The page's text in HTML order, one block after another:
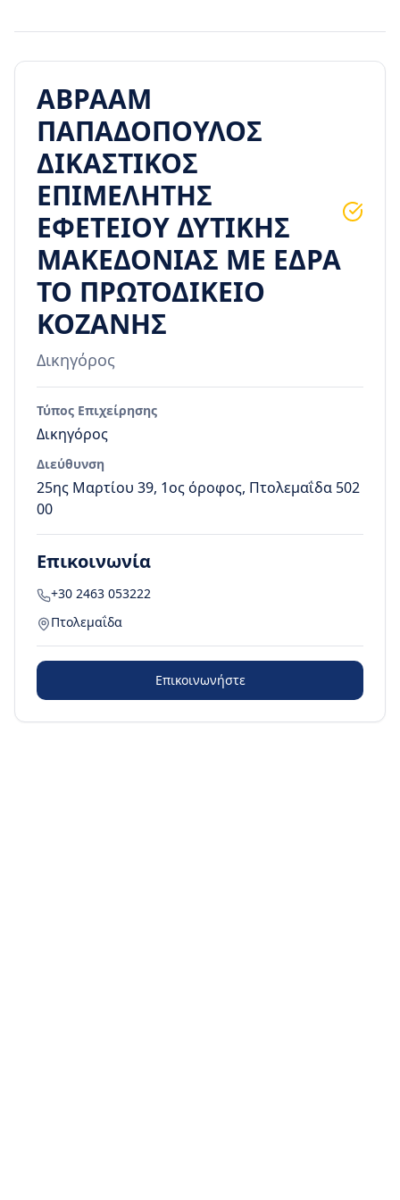
ΑΒΡΑΑΜ
ΠΑΠΑΔΟΠΟΥΛΟΣ
ΔΙΚΑΣΤΙΚΟΣ
ΕΠΙΜΕΛΗΤΗΣ
ΕΦΕΤΕΙΟΥ ΔΥΤΙΚΗΣ
ΜΑΚΕΔΟΝΙΑΣ ΜΕ ΕΔΡΑ
ΤΟ ΠΡΩΤΟΔΙΚΕΙΟ
ΚΟΖΑΝΗΣ
Δικηγόρος
Τύπος Επιχείρησης
Δικηγόρος
Διεύθυνση
25ης Μαρτίου 39, 1ος όροφος, Πτολεμαΐδα 502
00
Επικοινωνία
+30 2463 053222
Πτολεμαΐδα
Επικοινωνήστε